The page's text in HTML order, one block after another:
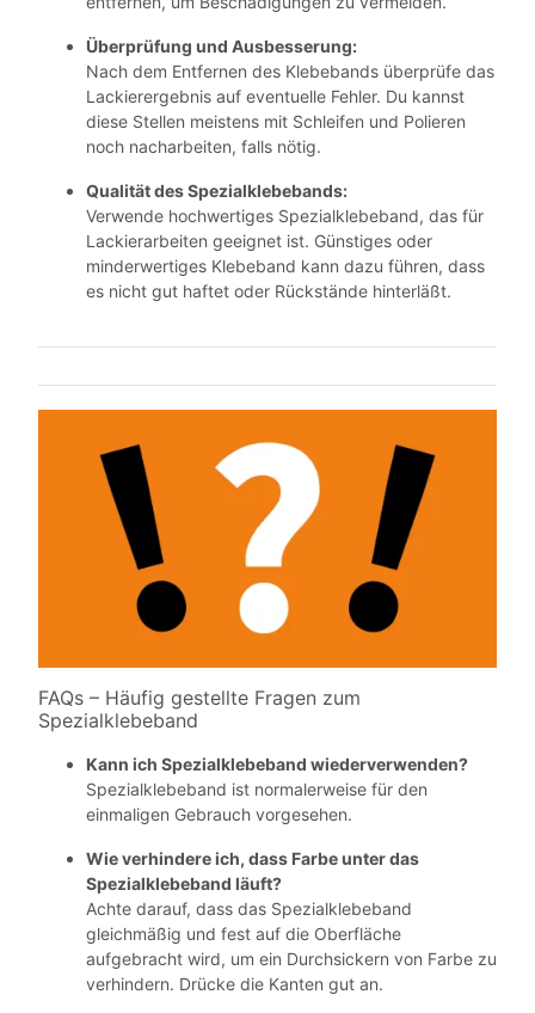
Überprüfung und Ausbesserung:
Nach dem Entfernen des Klebebands überprüfe das
Lackierergebnis auf eventuelle Fehler. Du kannst
diese Stellen meistens mit Schleifen und Polieren
noch nacharbeiten, falls nötig.
Qualität des Spezialklebebands:
Verwende hochwertiges Spezialklebeband, das für
Lackierarbeiten geeignet ist. Günstiges oder
minderwertiges Klebeband kann dazu führen, dass
es nicht gut haftet oder Rückstände hinterläßt.
FAQs – Häufig gestellte Fragen zum
Spezialklebeband
Kann ich Spezialklebeband wiederverwenden?
Spezialklebeband ist normalerweise für den
einmaligen Gebrauch vorgesehen.
Wie verhindere ich, dass Farbe unter das
Spezialklebeband läuft?
Achte darauf, dass das Spezialklebeband
gleichmäßig und fest auf die Oberfläche
aufgebracht wird, um ein Durchsickern von Farbe zu
verhindern. Drücke die Kanten gut an.